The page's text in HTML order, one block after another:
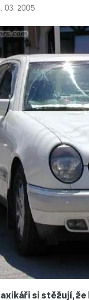
03. 2005
si stěžují,